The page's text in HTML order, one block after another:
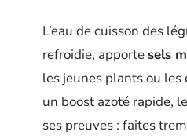
L’eau de cuisson des
refroidie, apportesels
les jeunes plants ou
un boost azoté rapide, le
ses preuves : faites